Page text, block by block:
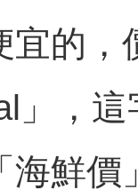
宜的，
」，
海鮮價